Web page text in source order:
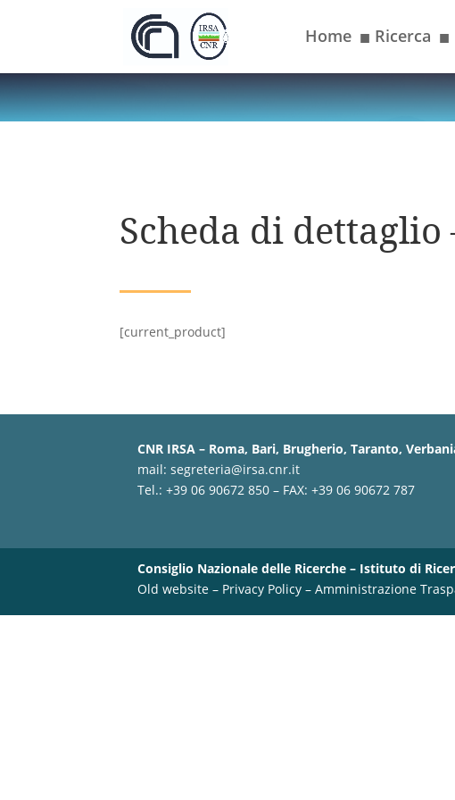
Home ■ Ricerca ■
Scheda di
[current_product]
CNR IRSA – Roma, Bari, Brugherio, Taranto,
mail:segreteria@irsa.cnr.it
Tel.: +39 06 90672 850 – FAX: +39 06 90672 787
Consiglio Nazionale delle Ricerche – Istituto di
Old website – Privacy Policy –Amministrazione